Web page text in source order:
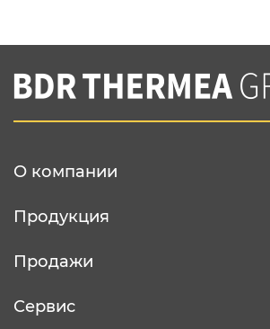
Вы соглашаетесь с нашей
конфеденциальности
О компании
Продукция
Продажи
Сервис